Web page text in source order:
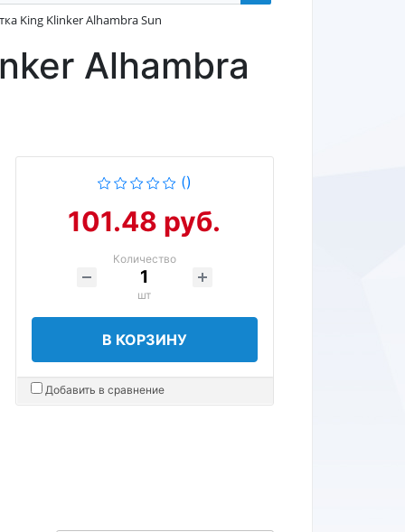
King Klinker Alhambra Sun
Alhambra
()
101.48 руб.
Количество
шт
В КОРЗИНУ
Добавить в сравнение